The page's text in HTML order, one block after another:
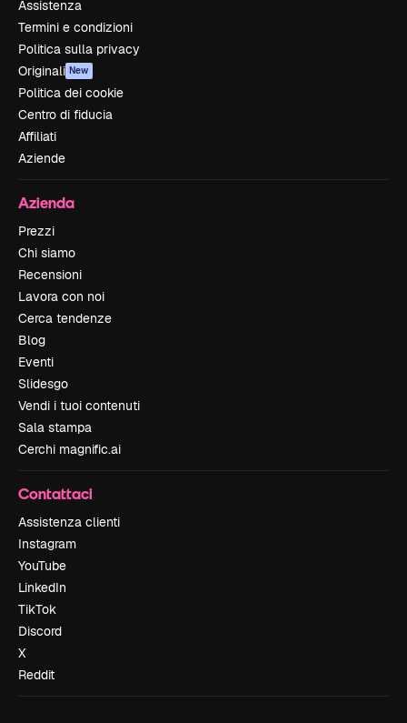
Assistenza
Termini e condizioni
Politica sulla privacy
Originali New
Politica dei cookie
Centro di fiducia
Affiliati
Aziende
Azienda
Prezzi
Chi siamo
Recensioni
Lavora con noi
Cerca tendenze
Blog
Eventi
Slidesgo
Vendi i tuoi contenuti
Sala stampa
Cerchi magnific.ai
Contattaci
Assistenza clienti
Instagram
YouTube
LinkedIn
TikTok
Discord
X
Reddit